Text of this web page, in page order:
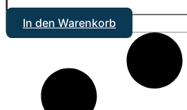
In den Warenkorb